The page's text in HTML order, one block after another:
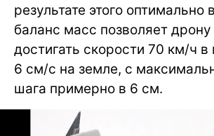
результате этого
баланс масс позволяет дрону
достигать скорости 70 км/ч в
6 см/с на земле, с
шага примерно в 6 см.